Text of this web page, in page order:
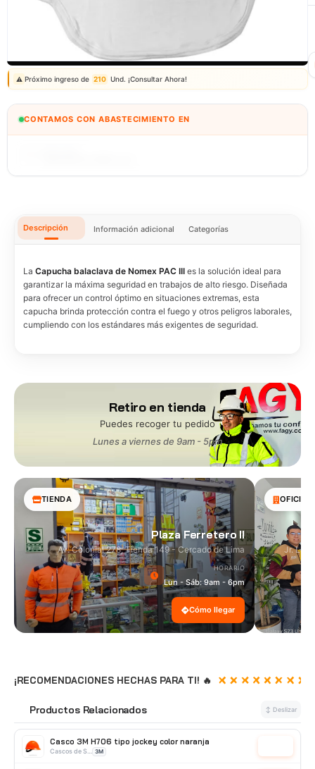
Correo: ventas@fagy.com.pe (01) 6371882 - 915 330 639
⚠️ Próximo ingreso de 210 Und. ¡Consultar Ahora!
CONTAMOS CON ABASTECIMIENTO EN
Descripción Información adicional Categorías
La Capucha balaclava de Nomex PAC III es la solución ideal para
garantizar la máxima seguridad en trabajos de alto riesgo. Diseñada
para ofrecer un control óptimo en situaciones extremas, esta
capucha brinda protección contra el fuego y otros peligros laborales,
cumpliendo con los estándares más exigentes de seguridad.
Retiro en tienda
Puedes recoger tu pedido
Lunes a viernes de 9am - 5pm
TIENDA
Plaza Ferretero II
Av. Colonial 278, Tienda 149 - Cercado de Lima
HORARIO
Lun - Sáb: 9am - 6pm
Cómo llegar
OFICINA
Jr. Las
¡RECOMENDACIONES HECHAS PARA TI! 🔥
Productos Relacionados ↕ Deslizar
Casco 3M H706 tipo jockey color naranja
3M